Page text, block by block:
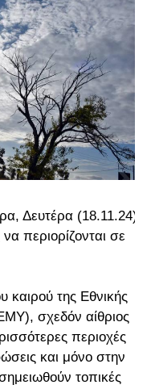
Δευτέρα (18.11.24)
περιορίζονται σε
της Εθνικής
σχεδόν αίθριος
περιοχές
και μόνο στην
τοπικές